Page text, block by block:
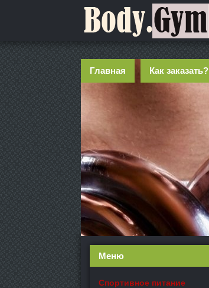
Главная Как заказать?
Меню
Спортивное питание